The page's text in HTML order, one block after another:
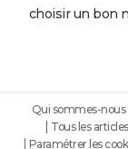
choisir un bon
Qui sommes-nous
Tous les articles
Paramétrer les